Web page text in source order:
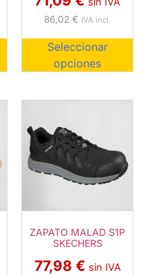
86,02€ IVA incl.
Seleccionar
opciones
ZAPATO MALAD S1P
SKECHERS
77,98 € sin IVA